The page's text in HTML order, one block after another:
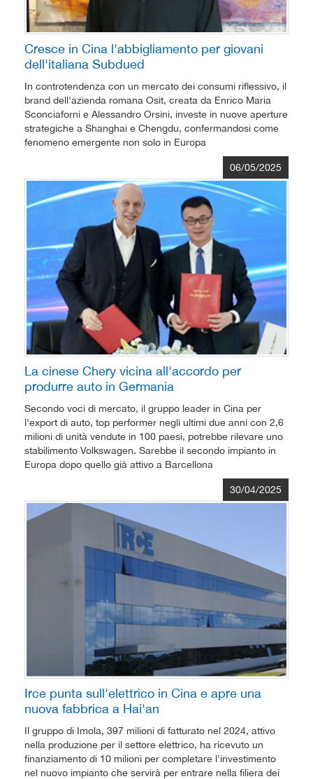
Cresce in Cina l'abbigliamento per giovani
dell'italiana Subdued
In controtendenza con un mercato dei consumi riflessivo, il
brand dell'azienda romana Osit, creata da Enrico Maria
Sconciaforni e Alessandro Orsini, investe in nuove aperture
strategiche a Shanghai e Chengdu, confermandosi come
fenomeno emergente non solo in Europa
06/05/2025
La cinese Chery vicina all'accordo per
produrre auto in Germania
Secondo voci di mercato, il gruppo leader in Cina per
l'export di auto, top performer negli ultimi due anni con 2,6
milioni di unità vendute in 100 paesi, potrebbe rilevare uno
stabilimento Volkswagen. Sarebbe il secondo impianto in
Europa dopo quello già attivo a Barcellona
30/04/2025
Irce punta sull'elettrico in Cina e apre una
nuova fabbrica a Hai'an
Il gruppo di Imola, 397 milioni di fatturato nel 2024, attivo
nella produzione per il settore elettrico, ha ricevuto un
finanziamento di 10 milioni per completare l'investimento
nel nuovo impianto che servirà per entrare nella filiera dei